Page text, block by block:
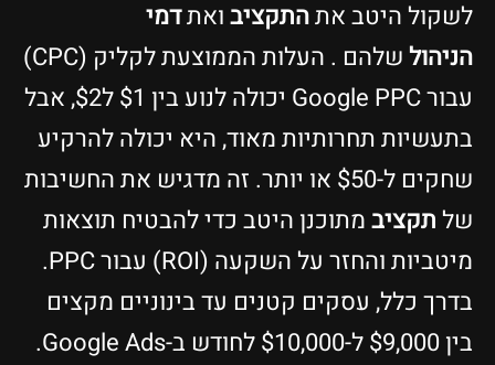
לשקול היטב אתהתקציבואתדמי
הניהול
שלהם . העלות הממוצעת לקליק (CPC)
עבור Google PPC יכולה לנוע בין $1 ל$2, אבל
בתעשיות תחרותיות מאוד, היא יכולה להרקיע
שחקים ל-$50 או יותר. זה מדגיש את החשיבות
שלתקציבמתוכנן היטב כדי להבטיח תוצאות
מיטביות והחזר על השקעה (ROI) עבור PPC.
בדרך כלל, עסקים קטנים עד בינוניים מקצים
בין $9,000 ל-$10,000 לחודש ב-Google Ads.